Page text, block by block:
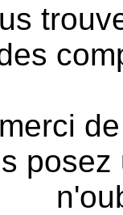
merci